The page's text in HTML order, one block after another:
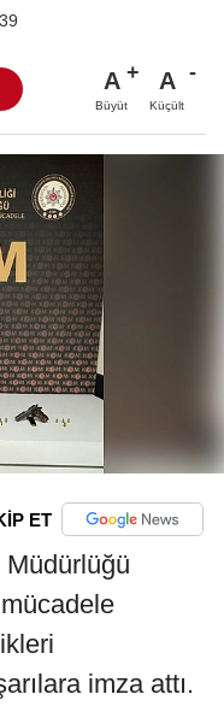
A
Büyüt
A
Küçült
ET
imza attı.